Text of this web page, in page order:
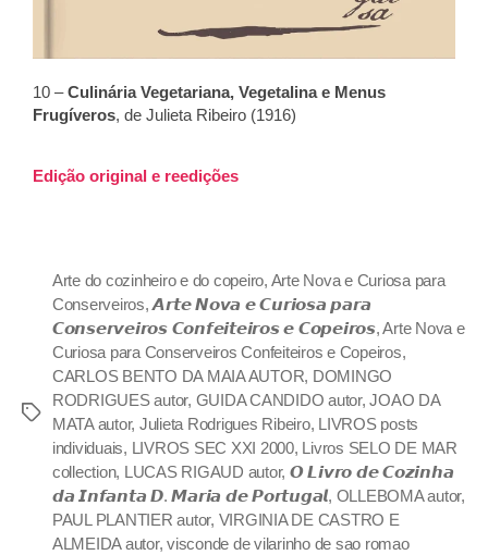
10 –Culinária Vegetariana, Vegetalina e Menus
Frugíveros, de Julieta Ribeiro (1916)
Edição original e reedições
Arte do cozinheiro e do copeiro, Arte Nova e Curiosa para
Conserveiros,𝘼𝙧𝙩𝙚 𝙉𝙤𝙫𝙖 𝙚 𝘾𝙪𝙧𝙞𝙤𝙨𝙖 𝙥𝙖𝙧𝙖
𝘾𝙤𝙣𝙨𝙚𝙧𝙫𝙚𝙞𝙧𝙤𝙨 𝘾𝙤𝙣𝙛𝙚𝙞𝙩𝙚𝙞𝙧𝙤𝙨 𝙚 𝘾𝙤𝙥𝙚𝙞𝙧𝙤𝙨,Arte Nova e
Curiosa para Conserveiros Confeiteiros e Copeiros,
CARLOS BENTO DA MAIA AUTOR, DOMINGO
RODRIGUES autor, GUIDA CANDIDO autor,JOAO DA
MATA autor, Julieta Rodrigues Ribeiro, LIVROS posts
individuais, LIVROS SEC XXI 2000, Livros SELO DE MAR
collection, LUCAS RIGAUD autor, 𝙊 𝙇𝙞𝙫𝙧𝙤 𝙙𝙚 𝘾𝙤𝙯𝙞𝙣𝙝𝙖
𝙙𝙖 𝙄𝙣𝙛𝙖𝙣𝙩𝙖 𝘿. 𝙈𝙖𝙧𝙞𝙖 𝙙𝙚 𝙋𝙤𝙧𝙩𝙪𝙜𝙖𝙡, OLLEBOMA autor,
PAUL PLANTIER autor, VIRGINIA DE CASTRO E
ALMEIDA autor,visconde de vilarinho de sao romao